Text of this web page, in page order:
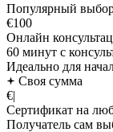
Популярный
€100
Онлайн
60 минут с
Идеально для
Своя сумма
€|
Сертификат на
Получатель сам